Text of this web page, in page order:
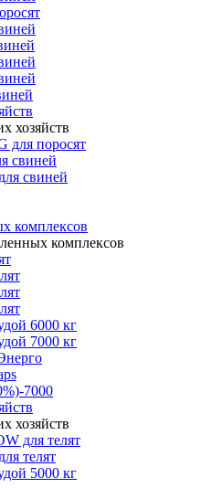
хозяйств
для поросят
свиней
свиней
комплексов
комплексов
6000 кг
7000 кг
7000
хозяйств
для телят
телят
5000 кг